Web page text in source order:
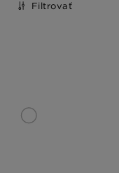
Filtrovať